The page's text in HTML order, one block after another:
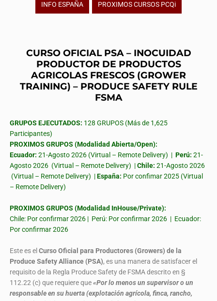
INFO ESPAÑA PROXIMOS CURSOS PCQi
CURSO OFICIAL PSA – INOCUIDAD
PRODUCTOR DE PRODUCTOS
AGRICOLAS FRESCOS (GROWER
TRAINING) – PRODUCE SAFETY RULE
FSMA
GRUPOS EJECUTADOS: 128 GRUPOS (Más de 1,625
Participantes)
PROXIMOS GRUPOS (Modalidad Abierta/Open):
Ecuador: 21-Agosto 2026 (Virtual – Remote Delivery) | Perú: 21-
Agosto 2026 (Virtual – Remote Delivery) |Chile: 21-Agosto 2026
(Virtual – Remote Delivery) |España: Por confimar 2025 (Virtual
– Remote Delivery)
PROXIMOS GRUPOS (Modalidad InHouse/Private):
Chile: Por confirmar 2026 | Perú: Por confirmar 2026 | Ecuador:
Por confirmar 2026
Este es el Curso Oficial para Productores (Growers) de la
Produce Safety Alliance (PSA), es una manera de satisfacer el
requisito de la Regla Produce Safety de FSMA descrito en §
112.22 (c) que requiere que«Por lo menos un supervisor o un
responsable en su huerta (explotación agrícola, finca, rancho,